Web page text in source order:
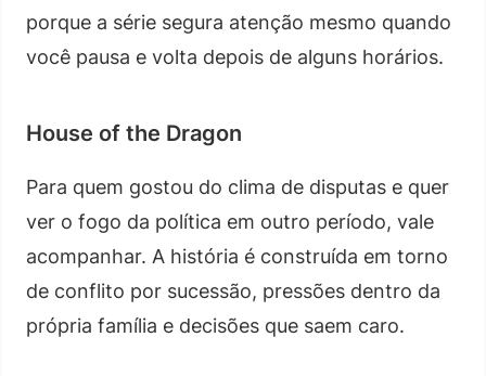
porque a série segura atenção mesmo quando
você pausa e volta depois de alguns horários.
House of the Dragon
Para quem gostou do clima de disputas e quer
ver o fogo da política em outro período, vale
acompanhar. A história é construída em torno
de conflito por sucessão, pressões dentro da
própria família e decisões que saem caro.